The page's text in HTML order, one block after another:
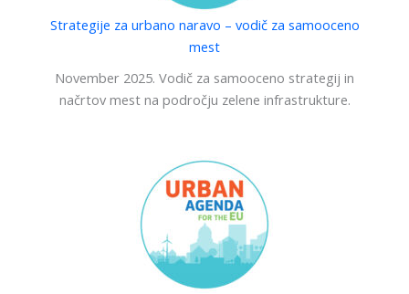
Strategije za urbano naravo – vodič za samooceno
mest
November 2025. Vodič za samooceno strategij in
načrtov mest na področju zelene infrastrukture.